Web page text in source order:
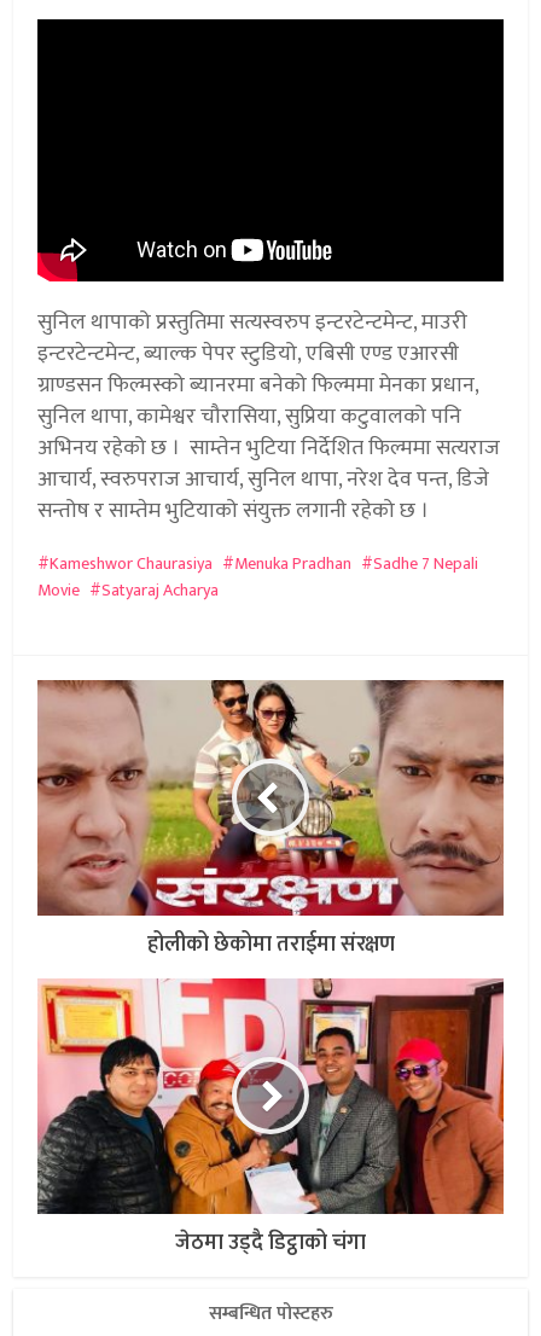
सुनिल थापाको प्रस्तुतिमा सत्यस्वरुप इन्टरटेन्टमेन्ट, माउरी
इन्टरटेन्टमेन्ट, ब्याल्क पेपर स्टुडियो, एबिसी एण्ड एआरसी
ग्राण्डसन फिल्मस्को ब्यानरमा बनेको फिल्ममा मेनका प्रधान,
सुनिल थापा, कामेश्वर चौरासिया, सुप्रिया कटुवालको पनि
अभिनय रहेको छ । साम्तेन भुटिया निर्देशित फिल्ममा सत्यराज
आचार्य, स्वरुपराज आचार्य, सुनिल थापा, नरेश देव पन्त, डिजे
सन्तोष र साम्तेम भुटियाको संयुक्त लगानी रहेको छ ।
Kameshwor Chaurasiya Menuka Pradhan
Sadhe 7 Nepali
Movie
Satyaraj Acharya
होलीको छेकोमा तराईमा संरक्षण
जेठमा उड्दै डिट्ठाको चंगा
सम्बन्धित पोस्टहरु